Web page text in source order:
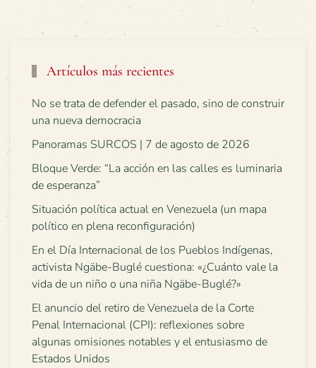
Artículos más recientes
No se trata de defender el pasado, sino de construir
una nueva democracia
Panoramas SURCOS | 7 de agosto de 2026
Bloque Verde: “La acción en las calles es luminaria
de esperanza”
Situación política actual en Venezuela (un mapa
político en plena reconfiguración)
En el Día Internacional de los Pueblos Indígenas,
activista Ngäbe-Buglé cuestiona: «¿Cuánto vale la
vida de un niño o una niña Ngäbe-Buglé?»
El anuncio del retiro de Venezuela de la Corte
Penal Internacional (CPI): reflexiones sobre
algunas omisiones notables y el entusiasmo de
Estados Unidos